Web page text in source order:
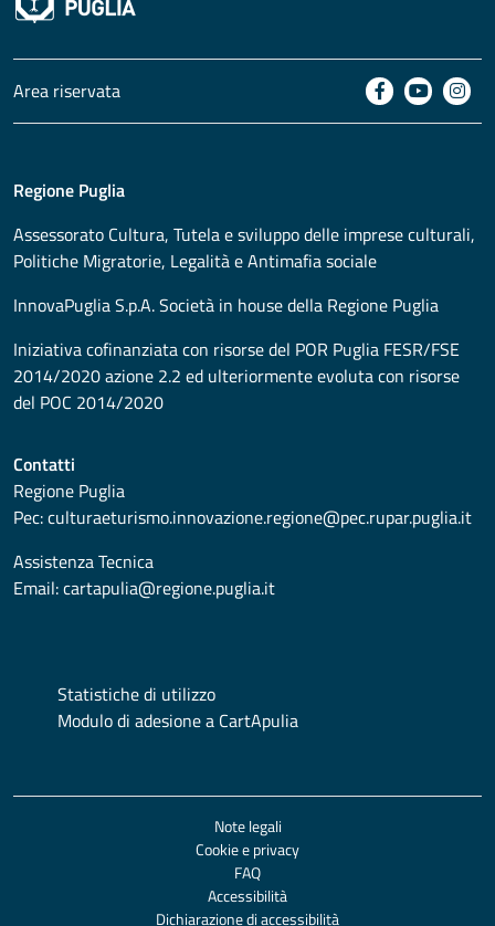
Area riservata
Regione Puglia
Assessorato Cultura, Tutela e sviluppo delle imprese culturali,
Politiche Migratorie, Legalità e Antimafia sociale
InnovaPuglia S.p.A. Società in house della Regione Puglia
Iniziativa cofinanziata con risorse del POR Puglia FESR/FSE
2014/2020 azione 2.2 ed ulteriormente evoluta con risorse
del POC 2014/2020
Contatti
Regione Puglia
Pec:culturaeturismo.innovazione.regione@pec.rupar.puglia.it
Assistenza Tecnica
Email:cartapulia@regione.puglia.it
Statistiche di utilizzo
Modulo di adesione a CartApulia
Note legali
Cookie e privacy
FAQ
Accessibilità
Dichiarazione di accessibilità